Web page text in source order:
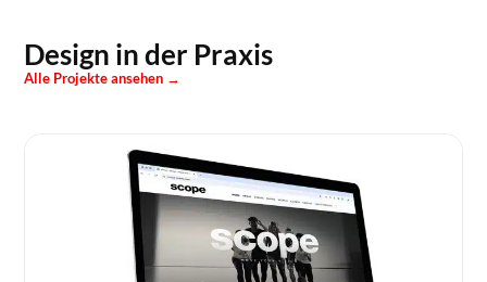
Design in der Praxis
Alle Projekte ansehen →